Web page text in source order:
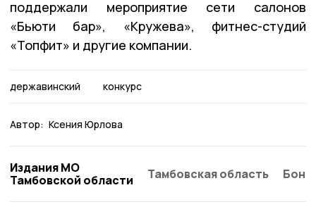
поддержали мероприятие сети салонов
«Бьюти бар», «Кружева», фитнес-студий
«Топфит» и другие компании.
державинский конкурс
Автор: Ксения Юрлова
Издания МО
Тамбовской области
Тамбовская область